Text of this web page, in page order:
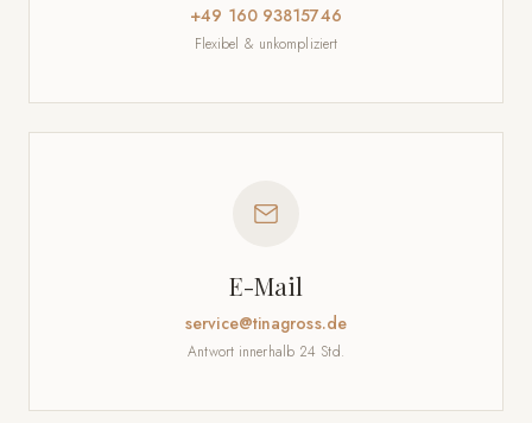
+49 160 93815746
Flexibel & unkompliziert
E-Mail
service@tinagross.de
Antwort innerhalb 24 Std.